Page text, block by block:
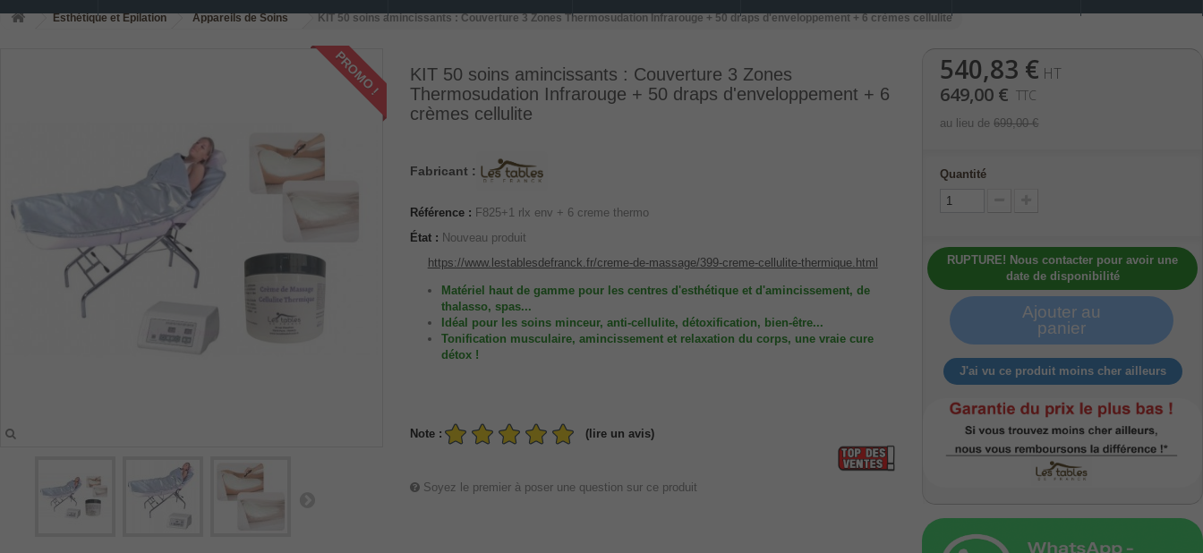
Esthétique et Epilation Appareils de Soins KIT 50 soins amincissants : Couverture 3 Zones Thermosudation Infrarouge + 50 draps d'enveloppement + 6 crèmes cellulite
PROMO !
KIT 50 soins amincissants : Couverture 3 Zones
Thermosudation Infrarouge + 50 draps d'enveloppement + 6
crèmes cellulite
Fabricant :
Référence : F825+1 rlx env + 6 creme thermo
État : Nouveau produit
https://www.lestablesdefranck.fr/creme-de-massage/399-creme-cellulite-thermique.html
Matériel haut de gamme pour les centres d'esthétique et d'amincissement, de
thalasso, spas...
Idéal pour les soins minceur, anti-cellulite, détoxification, bien-être...
Tonification musculaire, amincissement et relaxation du corps, une vraie cure
détox !
Note : (lire un avis)
Soyez le premier à poser une question sur ce produit
540,83 € HT
649,00 € TTC
au lieu de699,00 €
Quantité
RUPTURE! Nous contacter pour avoir une
date de disponibilité
Ajouter au
panier
J'ai vu ce produit moins cher ailleurs